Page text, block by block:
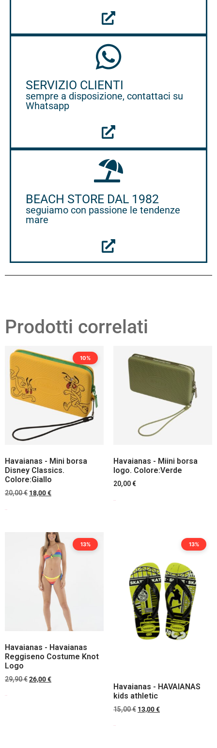
SERVIZIO CLIENTI
sempre a disposizione, contattaci su
Whatsapp
BEACH STORE DAL 1982
seguiamo con passione le tendenze
mare
Prodotti correlati
10%
Havaianas - Mini borsa
Disney Classics.
Colore:Giallo
20,00€ 18,00€
Havaianas - Miini borsa
logo. Colore:Verde
20,00€
13%
Havaianas - Havaianas
Reggiseno Costume Knot
Logo
29,90€26,00€
13%
Havaianas - HAVAIANAS
kids athletic
15,00€ 13,00€